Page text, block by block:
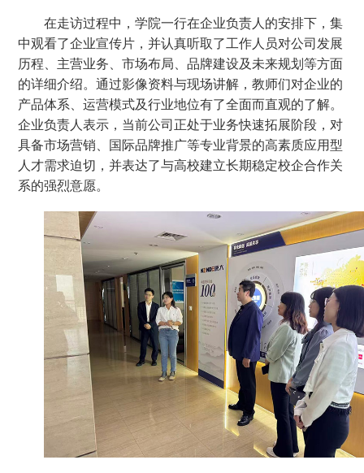
在走访过程中，学院一行在企业负责人的安排下，集
中观看了企业宣传片，并认真听取了工作人员对公司发展
历程、主营业务、市场布局、品牌建设及未来规划等方面
的详细介绍。通过影像资料与现场讲解，教师们对企业的
产品体系、运营模式及行业地位有了全面而直观的了解。
企业负责人表示，当前公司正处于业务快速拓展阶段，对
具备市场营销、国际品牌推广等专业背景的高素质应用型
人才需求迫切，并表达了与高校建立长期稳定校企合作关
系的强烈意愿。